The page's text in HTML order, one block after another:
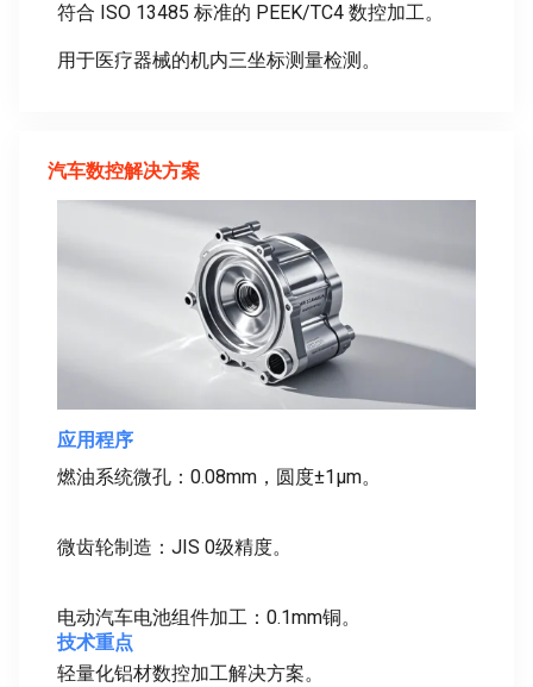
符合 ISO 13485 标准的 PEEK/TC4 数控加工。
用于医疗器械的机内三坐标测量检测。
汽车数控解决方案
应用程序
燃油系统微孔：0.08mm，圆度±1μm。
微齿轮制造：JIS 0级精度。
电动汽车电池组件加工：0.1mm铜。
技术重点
轻量化铝材数控加工解决方案。